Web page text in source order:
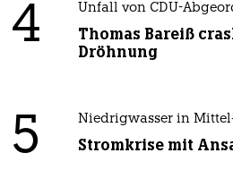
4 Unfall von CDU-
Thomas Bareiß
Dröhnung
5 Niedrigwasser in
Stromkrise mit